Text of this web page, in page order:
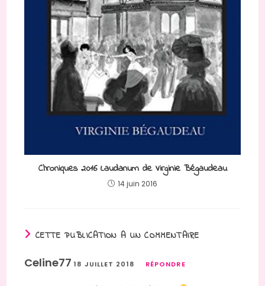
Chroniques 2016 Laudanum de Virginie Bégaudeau
14 juin 2016
CETTE PUBLICATION A UN COMMENTAIRE
Celine7718 JUILLET 2018 RÉPONDRE